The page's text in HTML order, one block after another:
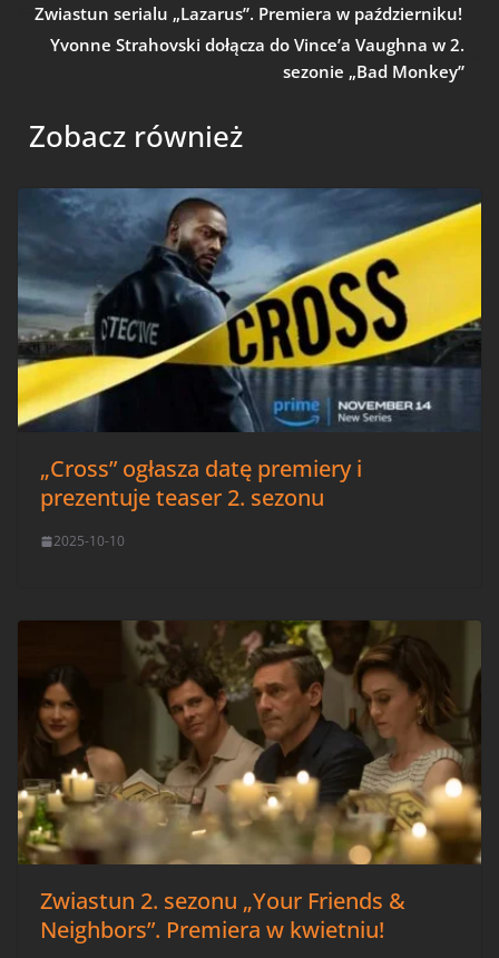
Zwiastun serialu „Lazarus”. Premiera w październiku!
Yvonne Strahovski dołącza do Vince’a Vaughna w 2.
sezonie „Bad Monkey”
Zobacz również
„Cross” ogłasza datę premiery i
prezentuje teaser 2. sezonu
2025-10-10
Zwiastun 2. sezonu „Your Friends &
Neighbors”. Premiera w kwietniu!